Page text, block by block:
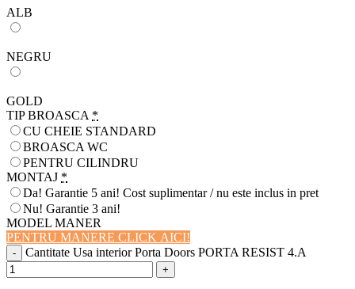
ALB
NEGRU
GOLD
TIP BROASCA *
CU CHEIE STANDARD
BROASCA WC
PENTRU CILINDRU
MONTAJ *
Da! Garantie 5 ani! Cost suplimentar / nu este inclus in pret
Nu! Garantie 3 ani!
MODEL MANER
PENTRU MANERE CLICK AICI!
Cantitate Usa interior Porta Doors PORTA RESIST 4.A